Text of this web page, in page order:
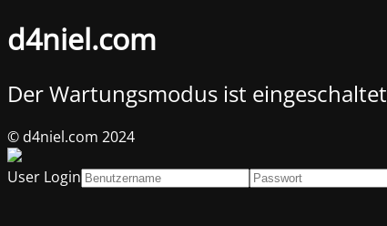
d4niel.com
Der Wartungsmodus ist eingeschaltet
© d4niel.com 2024
User Login